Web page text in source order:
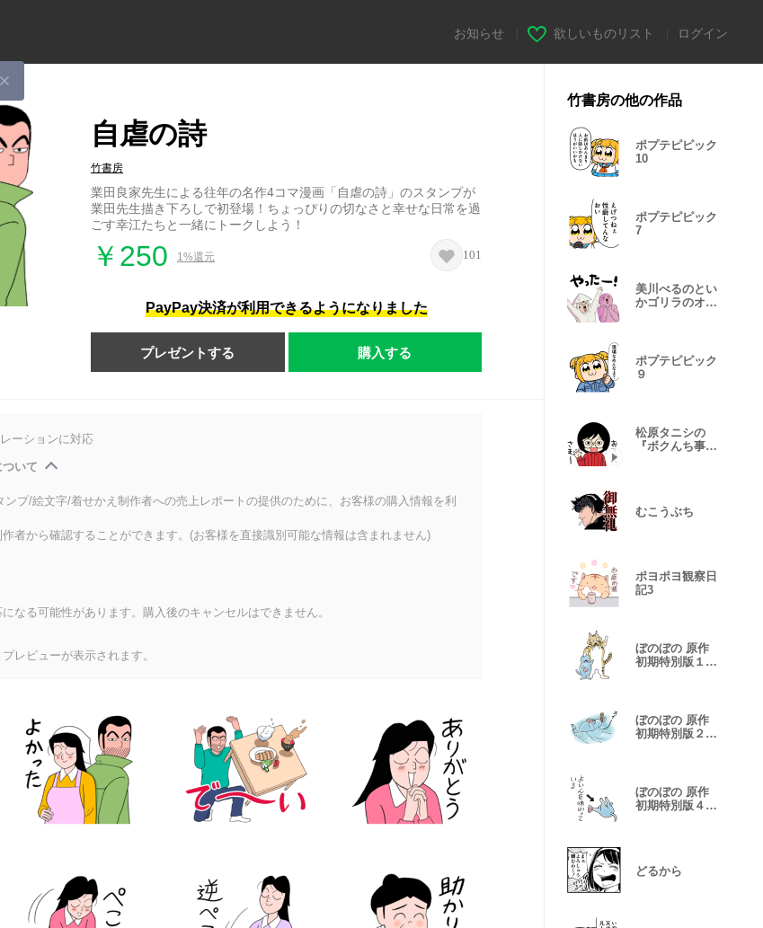
お知らせ 欲しいものリスト ログイン
自虐の詩
竹書房
業田良家先生による往年の名作4コマ漫画「自虐の詩」のスタンプが
業田先生描き下ろしで初登場！ちょっぴりの切なさと幸せな日常を過
ごす幸江たちと一緒にトークしよう！
￥250 1%還元 101
PayPay決済が利用できるようになりました
プレゼントする 購入する
ーションに対応
いて
ンプ/絵文字/着せかえ制作者への売上レポートの提供のために、お客様の購入情報を利
者から確認することができます。(お客様を直接識別可能な情報は含まれません)
なる可能性があります。購入後のキャンセルはできません。
レビューが表示されます。
竹書房の他の作品
ポプテピピック
10
ポプテピピック
7
美川べるのとい
かゴリラのオタ
ポプテピピック
９
松原タニシの
『ボクんち事故
むこうぶち
ポヨポヨ観察日
記3
ぼのぼの 原作
初期特別版１
ぼのぼの 原作
初期特別版２
ぼのぼの 原作
初期特別版４
どるから